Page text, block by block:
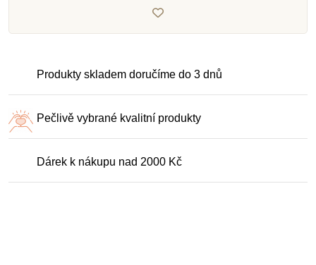
Produkty skladem doručíme do 3 dnů
Pečlivě vybrané kvalitní produkty
Dárek k nákupu nad 2000 Kč